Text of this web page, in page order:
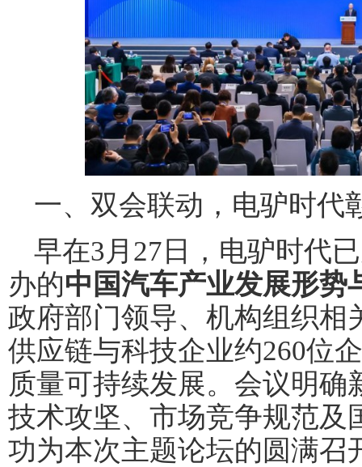
一、双会联动，电驴时代
早在3月27日，电驴时代
办的中国汽车产业发展形势
政府部门领导、机构组织相
供应链与科技企业约260位
质量可持续发展。会议明
技术攻坚、市场竞争规范及
功为本次主题论坛的圆满召